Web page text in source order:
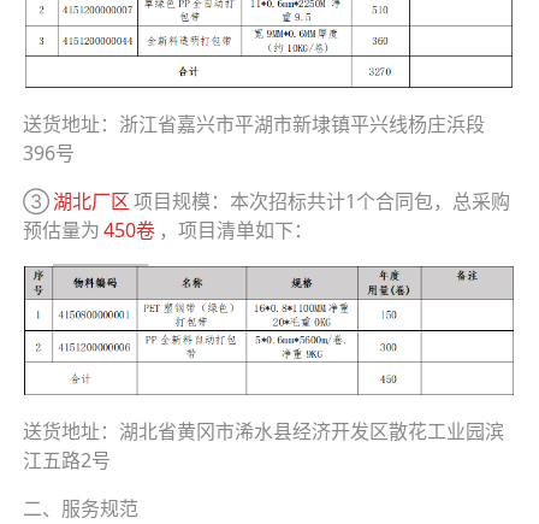
送货地址：浙江省嘉兴市平湖市新埭镇平兴线杨庄浜段
396号
③湖北厂区项目规模：本次招标共计1个合同包，总采购
预估量为450卷 ，项目清单如下：
送货地址：湖北省黄冈市浠水县经济开发区散花工业园滨
江五路2号
二、服务规范